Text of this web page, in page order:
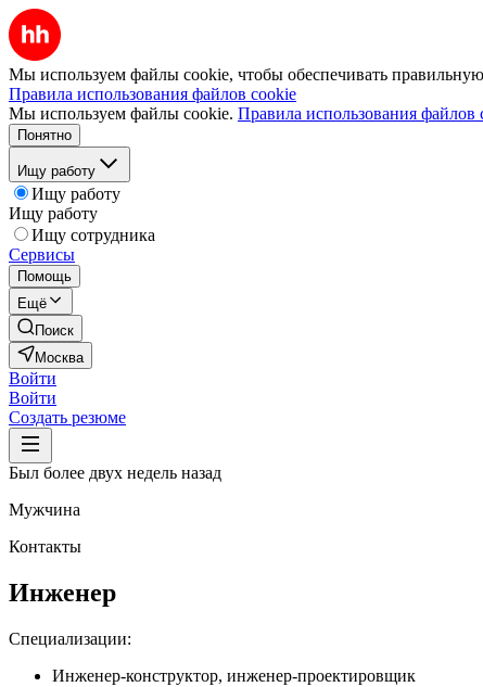
Мы используем файлы cookie, чтобы обеспечивать
Правила использования файлов cookie
Мы используем файлы cookie. Правила использования файлов
Понятно
Ищу работу
Ищу работу
Ищу работу
Ищу сотрудника
Сервисы
Помощь
Ещё
Поиск
Москва
Войти
Войти
Создать резюме
Был более двух недель назад
Мужчина
Контакты
Инженер
Специализации:
Инженер-конструктор, инженер-проектировщик